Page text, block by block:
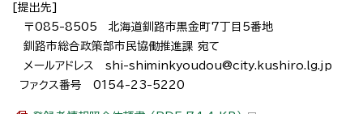
[提出先]
〒085-8505 北海道釧路市黒金町7丁目5番地
釧路市総合政策部市民協働推進課 宛て
メールアドレス shi-shiminkyoudou@city.kushiro.lg.jp
ファクス番号 0154-23-5220